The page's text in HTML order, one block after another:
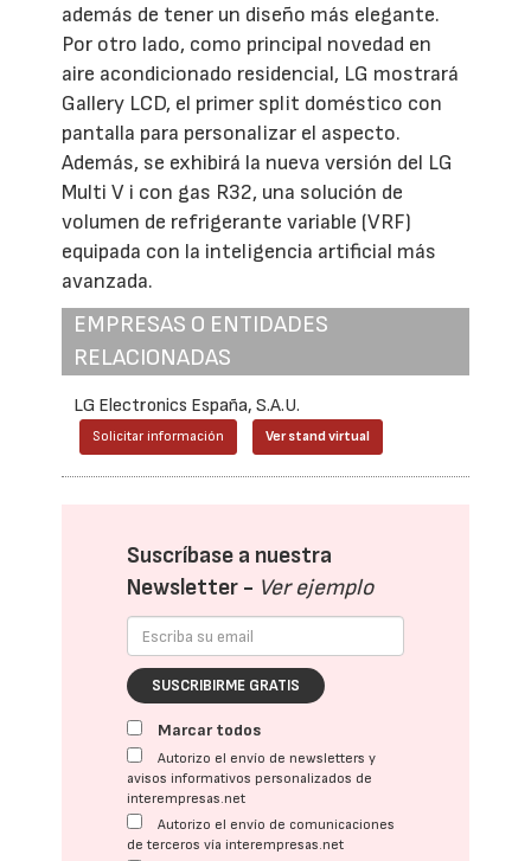
además de tener un diseño más elegante.
Por otro lado, como principal novedad en
aire acondicionado residencial, LG mostrará
Gallery LCD, el primer split doméstico con
pantalla para personalizar el aspecto.
Además, se exhibirá la nueva versión del LG
Multi V i con gas R32, una solución de
volumen de refrigerante variable (VRF)
equipada con la inteligencia artificial más
avanzada.
EMPRESAS O ENTIDADES
RELACIONADAS
LG Electronics España, S.A.U.
Solicitar información Ver stand virtual
Suscríbase a nuestra
Newsletter - Ver ejemplo
SUSCRIBIRME GRATIS
Marcar todos
Autorizo el envío de newsletters y
avisos informativos personalizados de
interempresas.net
Autorizo el envío de comunicaciones
de terceros vía interempresas.net